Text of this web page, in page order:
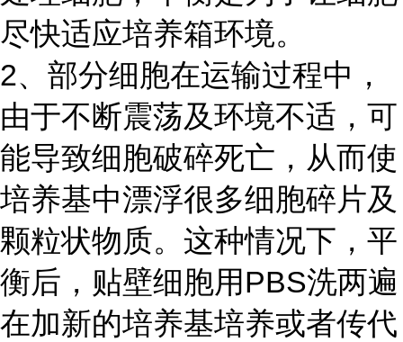
尽快适应培养箱环境。
2、部分细胞在运输过程中，
由于不断震荡及环境不适，可
能导致细胞破碎死亡，从而使
培养基中漂浮很多细胞碎片及
颗粒状物质。这种情况下，平
衡后，贴壁细胞用PBS洗两遍
在加新的培养基培养或者传代